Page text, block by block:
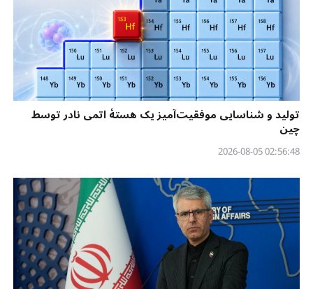
تولید و شناسایی موفقیت‌آمیز یک هستهٔ اتمی نادر توسط
چین
02:56:48 2026-08-05